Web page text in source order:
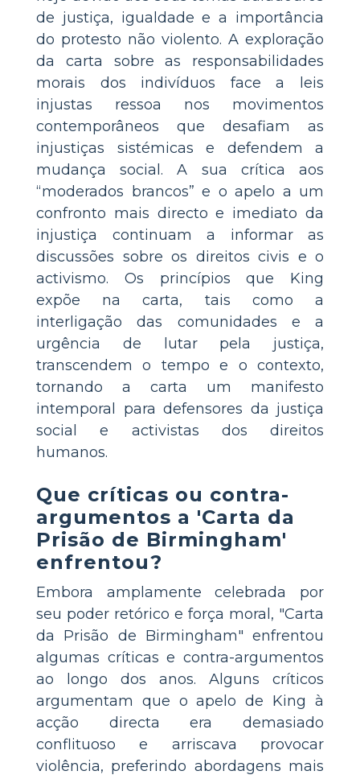
de justiça, igualdade e a importância
do protesto não violento. A exploração
da carta sobre as responsabilidades
morais dos indivíduos face a leis
injustas ressoa nos movimentos
contemporâneos que desafiam as
injustiças sistémicas e defendem a
mudança social. A sua crítica aos
“moderados brancos” e o apelo a um
confronto mais directo e imediato da
injustiça continuam a informar as
discussões sobre os direitos civis e o
activismo. Os princípios que King
expõe na carta, tais como a
interligação das comunidades e a
urgência de lutar pela justiça,
transcendem o tempo e o contexto,
tornando a carta um manifesto
intemporal para defensores da justiça
social e activistas dos direitos
humanos.
Que críticas ou contra-
argumentos a 'Carta da
Prisão de Birmingham'
enfrentou?
Embora amplamente celebrada por
seu poder retórico e força moral, "Carta
da Prisão de Birmingham" enfrentou
algumas críticas e contra-argumentos
ao longo dos anos. Alguns críticos
argumentam que o apelo de King à
acção directa era demasiado
conflituoso e arriscava provocar
violência, preferindo abordagens mais